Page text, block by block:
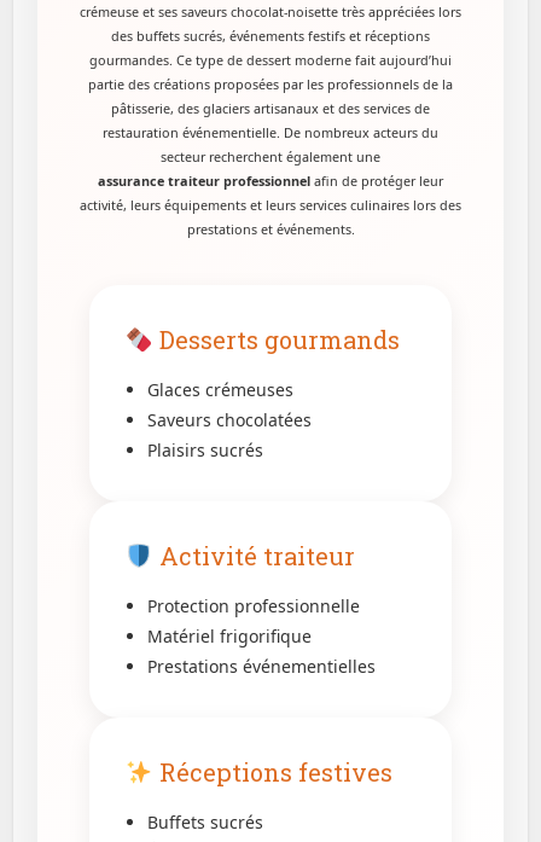
crémeuse et ses saveurs chocolat-noisette très appréciées lors
des buffets sucrés, événements festifs et réceptions
gourmandes. Ce type de dessert moderne fait aujourd’hui
partie des créations proposées par les professionnels de la
pâtisserie, des glaciers artisanaux et des services de
restauration événementielle. De nombreux acteurs du
secteur recherchent également une
assurance traiteur professionnel afin de protéger leur
activité, leurs équipements et leurs services culinaires lors des
prestations et événements.
Desserts gourmands
Glaces crémeuses
Saveurs chocolatées
Plaisirs sucrés
Activité traiteur
Protection professionnelle
Matériel frigorifique
Prestations événementielles
Réceptions festives
Buffets sucrés